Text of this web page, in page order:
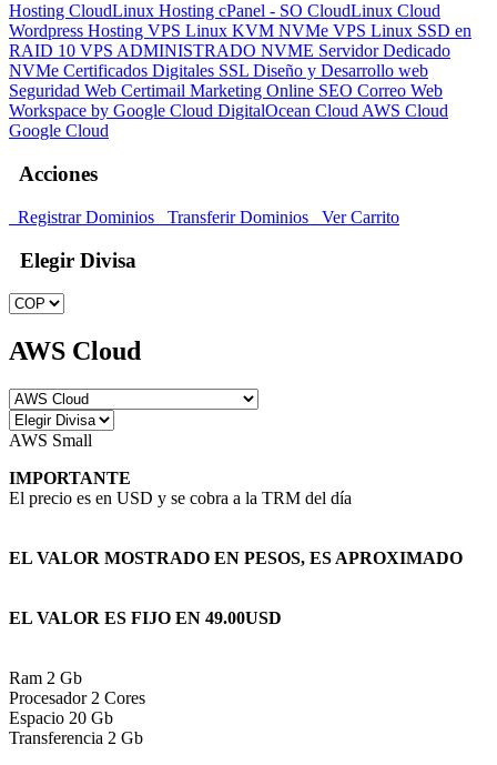
Hosting CloudLinux Hosting cPanel - SO CloudLinux Cloud
Wordpress Hosting VPS Linux KVM NVMe VPS Linux SSD en
RAID 10 VPS ADMINISTRADO NVME Servidor Dedicado
NVMe Certificados Digitales SSL Diseño y Desarrollo web
Seguridad Web Certimail Marketing Online SEO Correo Web
Workspace by Google Cloud DigitalOcean CloudAWS Cloud
Google Cloud
Acciones
Registrar Dominios Transferir Dominios Ver Carrito
Elegir Divisa
AWS Cloud
AWS Small
IMPORTANTE
El precio es en USD y se cobra a la TRM del día
EL VALOR MOSTRADO EN PESOS, ES APROXIMADO
EL VALOR ES FIJO EN 49.00USD
Ram 2 Gb
Procesador 2 Cores
Espacio 20 Gb
Transferencia 2 Gb